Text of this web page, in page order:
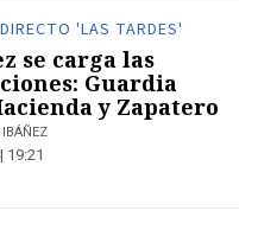
'LAS TARDES'
se carga las
Guardia
y Zapatero
19:21